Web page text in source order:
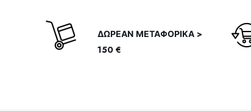
ΔΩΡΕΑΝ ΜΕΤΑΦΟΡΙΚΑ >
150 €